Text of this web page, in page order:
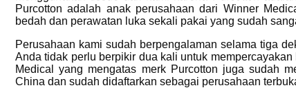
Purcotton adalah anak perusahaan dari Winner
bedah dan perawatan luka sekali pakai yang sudah
Perusahaan kami sudah berpengalaman selama tiga
Anda tidak perlu berpikir dua kali untuk
Medical yang mengatas merk Purcotton juga sudah
China dan sudah didaftarkan sebagai perusahaan